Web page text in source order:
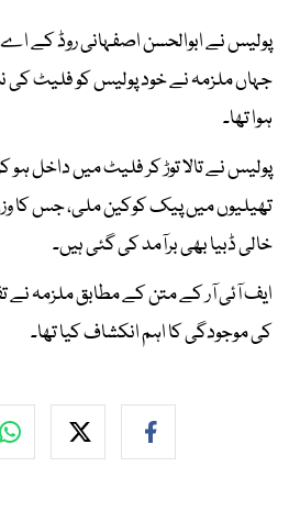
پولیس نے ابوالحسن اصفہانی روڈ کے اے
جہاں ملزمہ نے خود پولیس کو فلیٹ کی
ہوا تھا۔
پولیس نے تالا توڑ کر فلیٹ میں داخل ہو
خالی ڈبیا بھی برآمد کی گئی ہیں۔
ایف آئی آر کے متن کے مطابق ملزمہ
کی موجودگی کا اہم انکشاف کیا تھا۔